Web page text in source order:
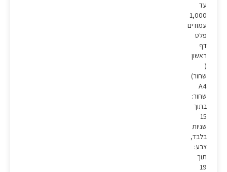
עד
1,000
עמודים
פלט
דף
ראשון
(
שחור)
A4
שחור:
בתוך
15
שניות
בלבד,
צבע:
תוך
19